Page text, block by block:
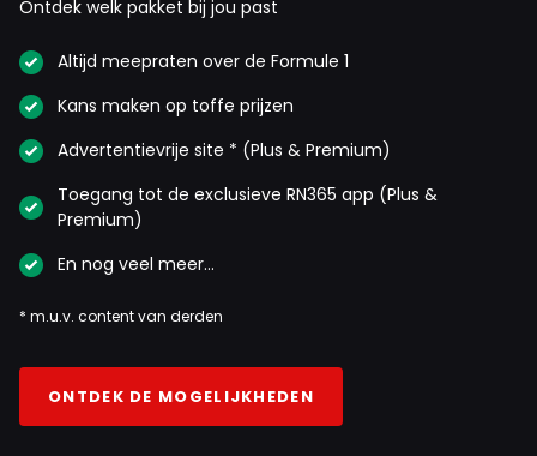
Ontdek welk pakket bij jou past
Altijd meepraten over de Formule 1
Kans maken op toffe prijzen
Advertentievrije site * (Plus & Premium)
Toegang tot de exclusieve RN365 app (Plus &
Premium)
En nog veel meer…
* m.u.v. content van derden
ONTDEK DE MOGELIJKHEDEN